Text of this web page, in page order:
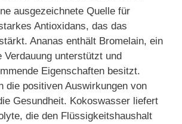
ausgezeichnete Quelle für
Antioxidans, das das
Ananas enthält Bromelain, ein
Verdauung unterstützt und
Eigenschaften besitzt.
die positiven Auswirkungen von
Gesundheit. Kokoswasser liefert
die den Flüssigkeitshaushalt